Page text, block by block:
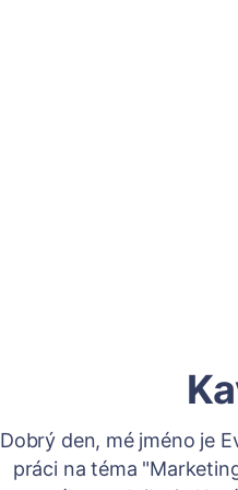
Dobrý den, mé jméno je
práci na téma